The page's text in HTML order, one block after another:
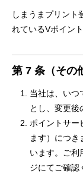
しまうまプリント
れているVポイン
第 7 条（その
当社は、いつ
とし、変更後
ポイントサー
ます）につ
います。ご利
ジにてご確認